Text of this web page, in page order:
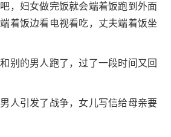
，妇女做完饭就会端着饭跑到外面
着饭边看电视看吃，丈夫端着饭坐
别的男人跑了，过了一段时间又回
人引发了战争，女儿写信给母亲要